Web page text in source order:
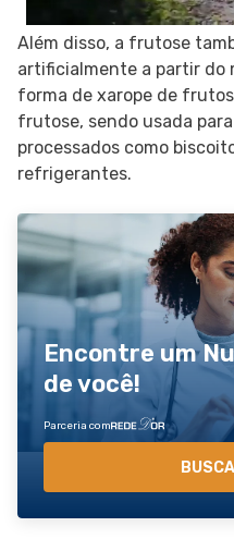
Além disso, a frutose
artificialmente a partir do
forma de xarope de
frutose, sendo usada
processados como
refrigerantes.
Encontre um
de você!
Parceria com